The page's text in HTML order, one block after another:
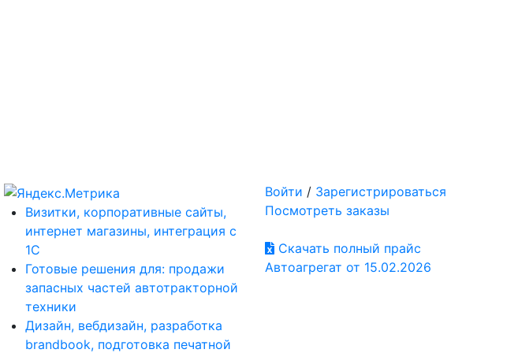
Визитки, корпоративные сайты,
интернет магазины, интеграция с
1С
Готовые решения для: продажи
запасных частей автотракторной
техники
Дизайн, вебдизайн, разработка
brandbook, подготовка печатной
Войти / Зарегистрироваться
Посмотреть заказы
Скачать полный прайс
Автоагрегат от 15.02.2026